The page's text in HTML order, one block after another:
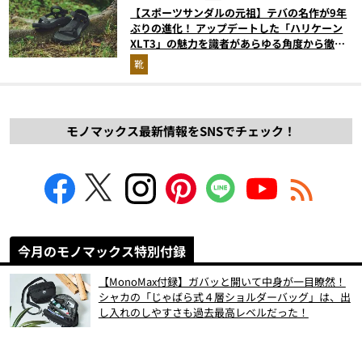
【スポーツサンダルの元祖】テバの名作が9年
ぶりの進化！ アップデートした「ハリケーン
XLT3」の魅力を識者があらゆる角度から徹底
解説！
靴
モノマックス最新情報をSNSでチェック！
今月のモノマックス特別付録
【MonoMax付録】ガバッと開いて中身が一目瞭然！
シャカの「じゃばら式４層ショルダーバッグ」は、出
し入れのしやすさも過去最高レベルだった！